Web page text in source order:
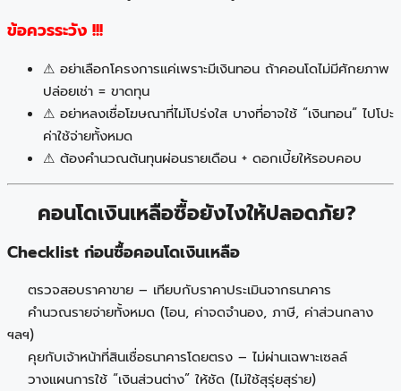
ข้อควรระวัง !!!
⚠ อย่าเลือกโครงการแค่เพราะมีเงินทอน ถ้าคอนโดไม่มีศักยภาพ
ปล่อยเช่า = ขาดทุน
⚠ อย่าหลงเชื่อโฆษณาที่ไม่โปร่งใส บางที่อาจใช้ “เงินทอน” ไปโปะ
ค่าใช้จ่ายทั้งหมด
⚠ ต้องคำนวณต้นทุนผ่อนรายเดือน + ดอกเบี้ยให้รอบคอบ
คอนโดเงินเหลือซื้อยังไงให้ปลอดภัย?
Checklist ก่อนซื้อคอนโดเงินเหลือ
ตรวจสอบราคาขาย – เทียบกับราคาประเมินจากธนาคาร
คำนวณรายจ่ายทั้งหมด (โอน, ค่าจดจำนอง, ภาษี, ค่าส่วนกลาง
ฯลฯ)
คุยกับเจ้าหน้าที่สินเชื่อธนาคารโดยตรง – ไม่ผ่านเฉพาะเซลล์
วางแผนการใช้ “เงินส่วนต่าง” ให้ชัด (ไม่ใช้สุรุ่ยสุร่าย)